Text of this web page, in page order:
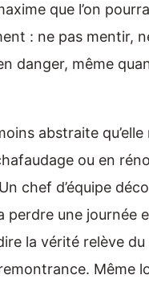
que l’on
: ne pas mentir,
danger, même
abstraite qu’elle
ou en
chef d’équipe
perdre une journée
la vérité relève
Même